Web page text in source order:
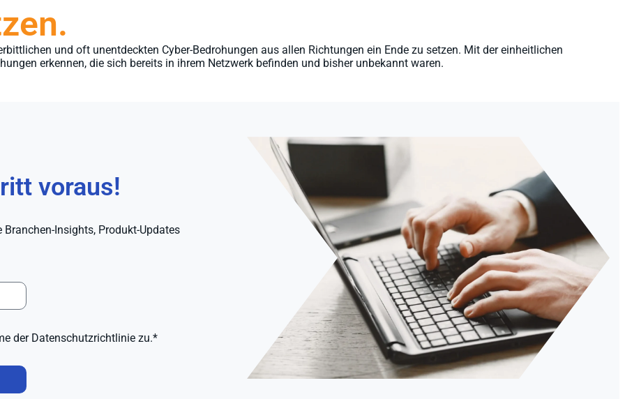
und oft unentdeckten Cyber-Bedrohungen aus allen Richtungen ein Ende zu setzen. Mit der einheitlichen
erkennen, die sich bereits in ihrem Netzwerk befinden und bisher unbekannt waren.
voraus!
Insights, Produkt-Updates
der Datenschutzrichtlinie zu.*